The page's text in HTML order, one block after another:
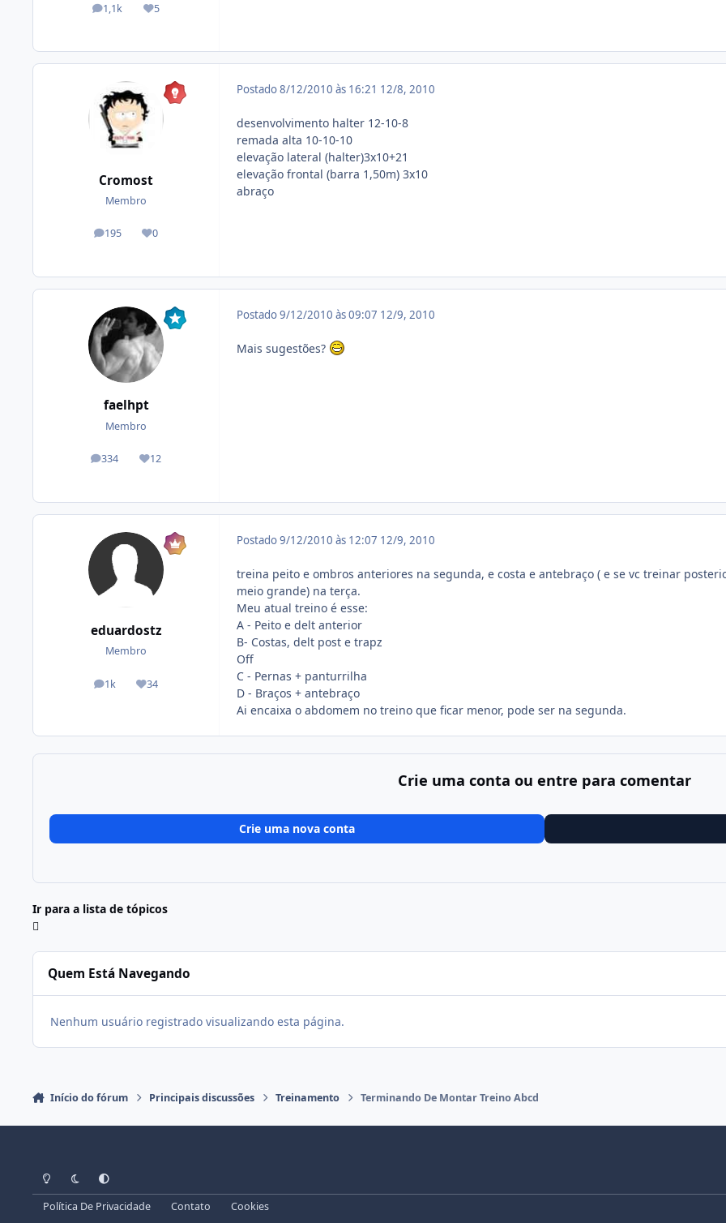
1,1k
posts 5
Reputação
Cromost
Membro
195
posts 0
Reputação
Postado8/12/2010 às 16:21 12/8, 2010
desenvolvimento halter 12-10-8
remada alta 10-10-10
elevação lateral (halter)3x10+21
elevação frontal (barra 1,50m) 3x10
abraço
faelhpt
Membro
334
posts 12
Reputação
Postado9/12/2010 às 09:07 12/9, 2010
Mais sugestões?
eduardostz
Membro
1k
posts 34
Reputação
Postado9/12/2010 às 12:07 12/9, 2010
treina peito e ombros anteriores na segunda, e costa e antebraço ( e se vc treinar
meio grande) na terça.
Meu atual treino é esse:
A - Peito e delt anterior
B- Costas, delt post e trapz
Off
C - Pernas + panturrilha
D - Braços + antebraço
Ai encaixa o abdomem no treino que ficar menor, pode ser na segunda.
Crie uma conta ou entre para comentar
Crie uma nova conta
Ir para a lista de tópicos
Quem Está Navegando
Nenhum usuário registrado visualizando esta página.
Início do fórum Principais discussões Treinamento Terminando De Montar Treino Abcd
Modo ClaroModo EscuroPreferência do Sistema
Política De Privacidade Contato Cookies